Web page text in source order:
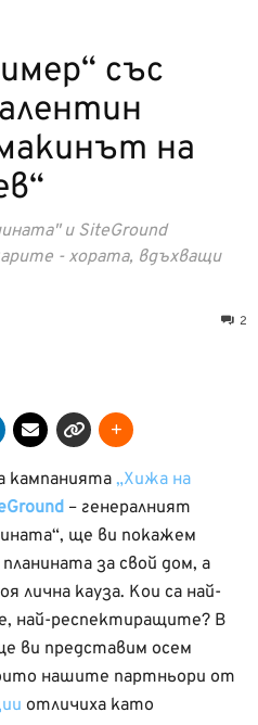
със
на
и SiteGround
- хората, вдъхващи
2
кампанията „Хижа на
– генералният
ще ви покажем
за свой дом, а
лична кауза. Кои са най-
най-респектиращите? В
ви представим осем
нашите партньори от
отличиха като